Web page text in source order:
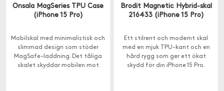
Onsala MagSeries TPU Case
(iPhone 15 Pro)
Mobilskal med minimalistisk och
slimmad design som stöder
MagSafe-laddning. Det tåliga
skalet skyddar mobilen mot
Brodit Magnetic Hybrid-skal
216433 (iPhone 15 Pro)
Ett stilrent och modernt skal
med en mjuk TPU-kant och en
hård rygg som ger ett ökat
skydd för din iPhone 15 Pro.